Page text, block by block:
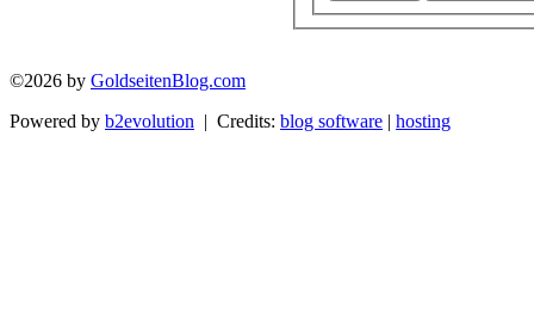
©2026 by GoldseitenBlog.com
Powered by b2evolution | Credits: blog software | hosting